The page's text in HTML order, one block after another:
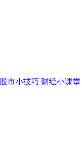
股市小技巧 财经小课堂